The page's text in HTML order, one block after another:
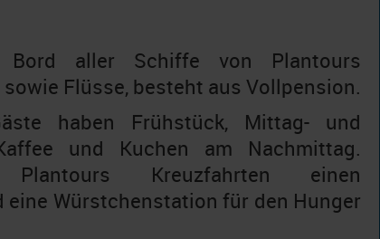
Bord aller Schiffe von Plantours
Flüsse, besteht aus Vollpension.
haben Frühstück, Mittag- und
und Kuchen am Nachmittag.
Kreuzfahrten einen
Würstchenstation für den Hunger